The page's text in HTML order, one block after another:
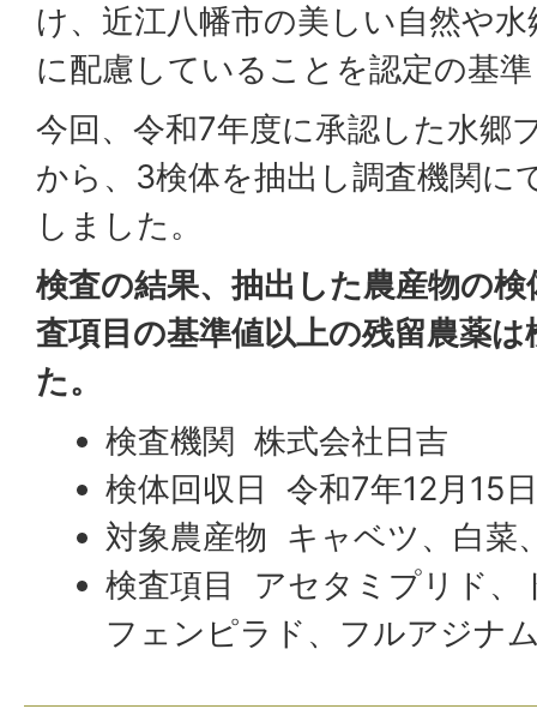
け、近江八幡市の美しい自然や
に配慮していることを認定の基
今回、令和7年度に承認した水郷
から、3検体を抽出し調査機関に
しました。
検査の結果、抽出した農産物の
査項目の基準値以上の残留農薬
た。
検査機関 株式会社日吉
検体回収日 令和7年12月15
対象農産物 キャベツ、白菜
検査項目 アセタミプリド、
フェンピラド、フルアジナ